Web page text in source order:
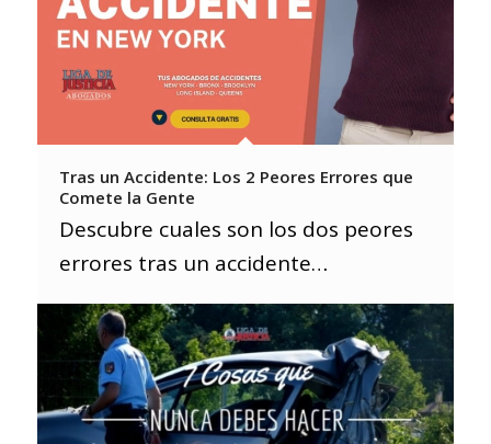
Tras un Accidente: Los 2 Peores Errores que
Comete la Gente
Descubre cuales son los dos peores
errores tras un accidente…